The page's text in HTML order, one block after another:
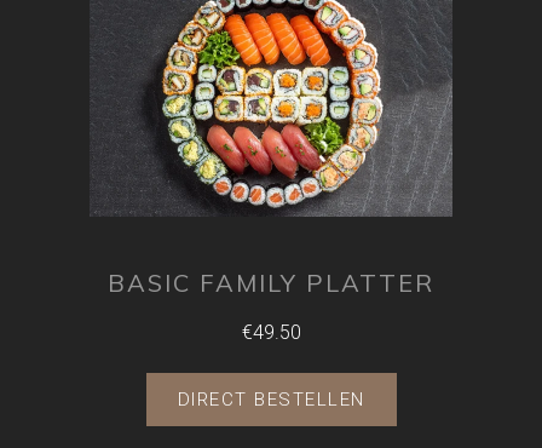
BASIC FAMILY PLATTER
€49.50
DIRECT BESTELLEN